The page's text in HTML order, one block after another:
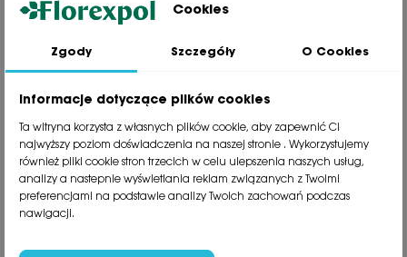
Jesteśmy wiodącą firmą wysyłkową roślin na terenie Polski. Od ponad
30 lat dzielimy się z naszymi Klientami naszą pasją, doświadczeniem i
81 533 23 05
phone81 533 30 50
phone 81 533 82 20
Polecane kategorie
Cookies
Zgody Szczegóły O Cookies
Informacje dotyczące plików cookies
Ta witryna korzysta z własnych plików cookie, aby zapewnić Ci
najwyższy poziom doświadczenia na naszej stronie . Wykorzystujemy
również pliki cookie stron trzecich w celu ulepszenia naszych usług,
analizy a nastepnie wyświetlania reklam związanych z Twoimi
preferencjami na podstawie analizy Twoich zachowań podczas
nawigacji.